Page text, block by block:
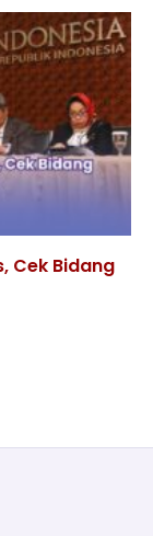
Cek Bidang